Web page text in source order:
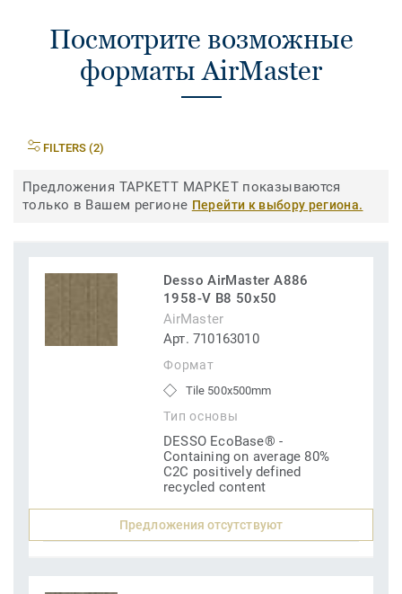
Посмотрите возможные
форматы AirMaster
FILTERS (2)
Предложения ТАРКЕТТ МАРКЕТ показываются
только в Вашем регионе Перейти к выбору региона.
Desso AirMaster A886
1958-V B8 50x50
AirMaster
Арт. 710163010
Формат
Tile 500x500mm
Тип основы
DESSO EcoBase® -
Containing on average 80%
C2C positively defined
recycled content
Предложения отсутствуют